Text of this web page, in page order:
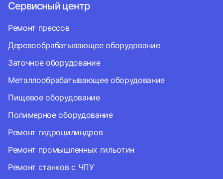
Сервисный центр
Ремонт прессов
Деревообрабатывающее оборудование
Заточное оборудование
Металлообрабатывающее оборудование
Пищевое оборудование
Полимерное оборудование
Ремонт гидроцилиндров
Ремонт промышленных гильотин
Ремонт станков с ЧПУ